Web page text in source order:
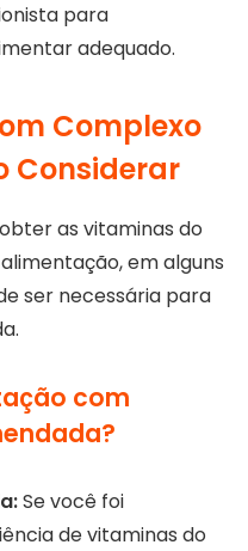
para
adequado.
Complexo
Considerar
as vitaminas do
em alguns
ser necessária para
com
Se você foi
de vitaminas do